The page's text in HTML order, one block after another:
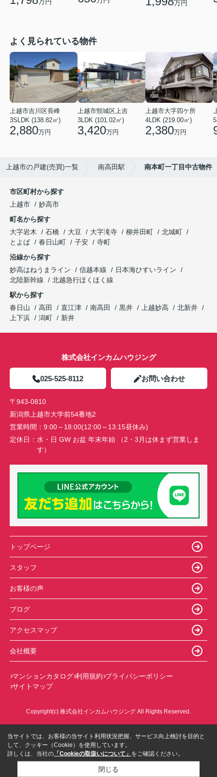
万円
よく見られている物件
上越市吉川区長峰
3SLDK (138.82㎡)
2,880万円
上越市頸城区上吉
3LDK (101.02㎡)
3,420万円
上越市大字四ケ所
4LDK (219.00㎡)
2,380万円
上越市の戸建(売買)一覧 南高田駅 南本町一丁目中古物件
市区町村から探す
上越市
妙高市
町名から探す
大字岩木
石橋 大豆 大字滝寺 柳井田町
北城町
とよば
春日山町 子安
寺町
沿線から探す
妙高はねうまライン
信越本線
日本海ひすいライン
北陸新幹線
北越急行ほくほく線
駅から探す
春日山
高田 直江津 南高田 黒井 上越妙高
北新井
上下浜
潟町 新井
株式会社インカムハウジング
025-525-8112 お問い合わせ
〒943-0810
新潟県上越市大学前54番地2
営業時間： 9:00～18:00(12:00～13:15昼休み)
定休日： 水・日 GW お盆 年末年始 （2・3月は休まず営業しま
す）
トップページ
スタッフ
お客様の声
ブログ
アクセスマップ
会社概要
マンションカタログ 利用規約 プライバシーポリシー
サイトマップ
Copyright(c) 株式会社インカムハウジング All Rights Reserved.
当サイトでは、お客様の当サイト利用状況把握、サービス向上検討を目的と
して、クッキー（Cookie）を使用しています。
詳しくは、当社の 「Cookieの取扱いについて」 をご確認ください。
閉じる